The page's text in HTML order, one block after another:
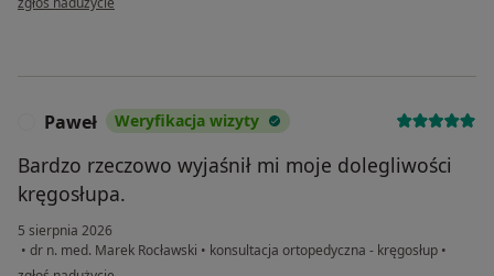
Paweł Weryfikacja wizyty
Bardzo rzeczowo wyjaśnił mi moje dolegliwości
kręgosłupa.
5 sierpnia 2026
• dr n. med. Marek Rocławski • konsultacja ortopedyczna - kręgosłup •
w opinii użytkownika Paweł